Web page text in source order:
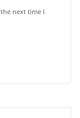
next time I